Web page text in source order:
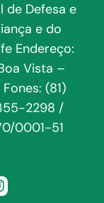
de Defesa e
e do
Endereço:
Vista –
(81)
2298 /
0001-51